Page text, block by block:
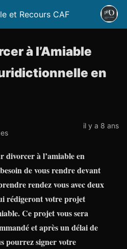
et Recours CAF
à l’Amiable
en
il y a 8 ans
divorcer à l’amiable en
de vous rendre devant
rendez vous avec deux
rédigeront votre projet
Ce projet vous sera
et après un délai de
pourrez signer votre